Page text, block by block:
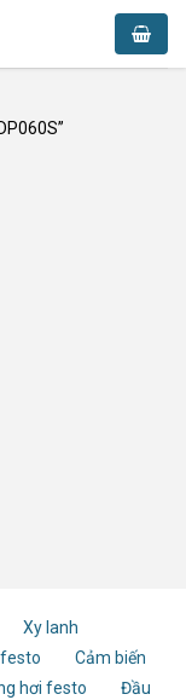
Xy lanh
Cảm biến
hơi festo
Đầu